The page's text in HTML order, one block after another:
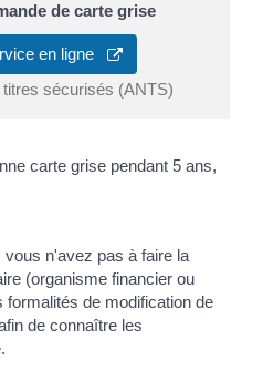
de carte grise
en ligne
sécurisés (ANTS)
carte grise pendant 5 ans,
n'avez pas à faire la
(organisme financier ou
formalités de modification de
de connaître les